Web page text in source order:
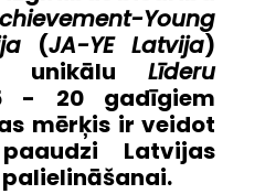
Young
(JA-YE Latvija)
unikāluLīderu
- 20 gadīgiem
mērķis ir veidot
Latvijas